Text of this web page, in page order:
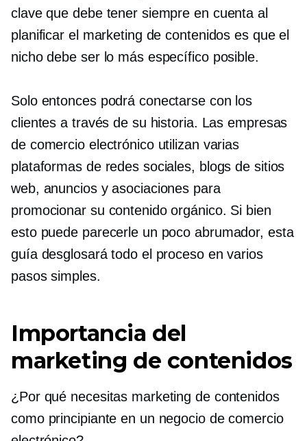
clave que debe tener siempre en cuenta al
planificar el marketing de contenidos es que el
nicho debe ser lo más específico posible.
Solo entonces podrá conectarse con los
clientes a través de su historia. Las empresas
de comercio electrónico utilizan varias
plataformas de redes sociales, blogs de sitios
web, anuncios y asociaciones para
promocionar su contenido orgánico. Si bien
esto puede parecerle un poco abrumador, esta
guía desglosará todo el proceso en varios
pasos simples.
Importancia del
marketing de contenidos
¿Por qué necesitas marketing de contenidos
como principiante en un negocio de comercio